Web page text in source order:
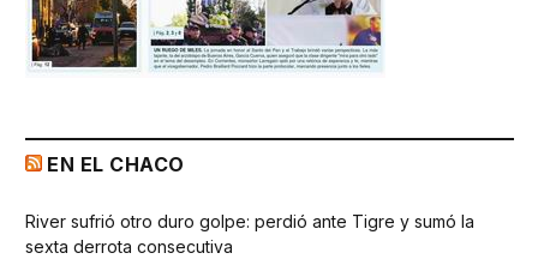
EN EL CHACO
River sufrió otro duro golpe: perdió ante Tigre y sumó la
sexta derrota consecutiva